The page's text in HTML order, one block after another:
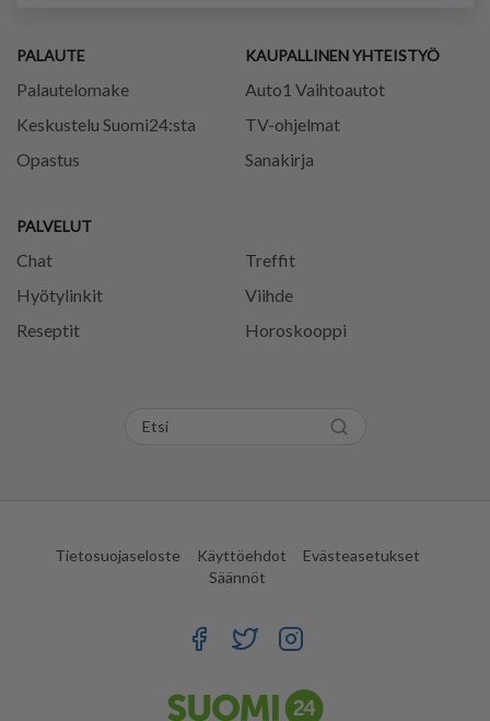
PALAUTE
Palautelomake
Keskustelu Suomi24:sta
Opastus
PALVELUT
Chat
Treffit
Hyötylinkit
Viihde
Reseptit
Horoskooppi
KAUPALLINEN YHTEISTYÖ
Auto1 Vaihtoautot
TV-ohjelmat
Sanakirja
Tietosuojaseloste Käyttöehdot
Evästeasetukset
Säännöt